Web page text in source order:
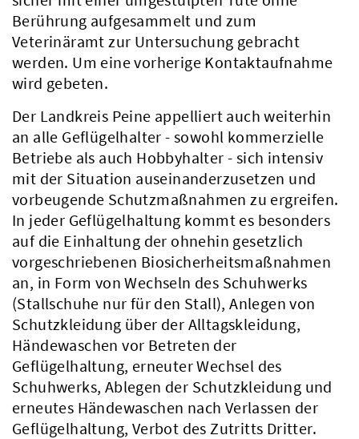
Berührung aufgesammelt und zum
Veterinäramt zur Untersuchung gebracht
werden. Um eine vorherige Kontaktaufnahme
wird gebeten.
Der Landkreis Peine appelliert auch weiterhin
an alle Geflügelhalter - sowohl kommerzielle
Betriebe als auch Hobbyhalter - sich intensiv
mit der Situation auseinanderzusetzen und
vorbeugende Schutzmaßnahmen zu ergreifen.
In jeder Geflügelhaltung kommt es besonders
auf die Einhaltung der ohnehin gesetzlich
vorgeschriebenen Biosicherheitsmaßnahmen
an, in Form von Wechseln des Schuhwerks
(Stallschuhe nur für den Stall), Anlegen von
Schutzkleidung über der Alltagskleidung,
Händewaschen vor Betreten der
Geflügelhaltung, erneuter Wechsel des
Schuhwerks, Ablegen der Schutzkleidung und
erneutes Händewaschen nach Verlassen der
Geflügelhaltung, Verbot des Zutritts Dritter.